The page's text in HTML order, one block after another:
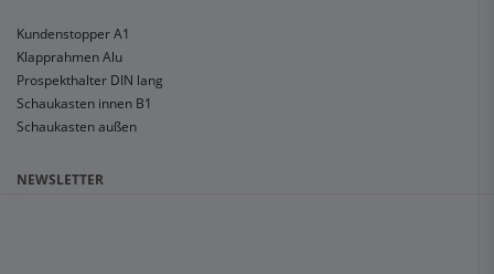
Kundenstopper A1
Klapprahmen Alu
Prospekthalter DIN lang
Schaukasten innen B1
Schaukasten außen
NEWSLETTER